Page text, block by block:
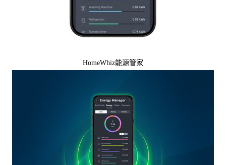
HomeWhiz能源管家